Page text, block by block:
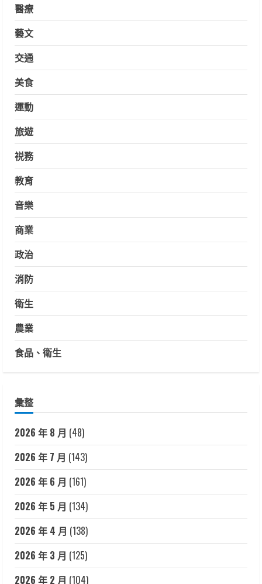
醫療
藝文
交通
美食
運動
旅遊
祱務
教育
音樂
商業
政治
消防
衛生
農業
食品、衛生
彙整
2026 年 8 月 (48)
2026 年 7 月 (143)
2026 年 6 月 (161)
2026 年 5 月 (134)
2026 年 4 月 (138)
2026 年 3 月 (125)
2026 年 2 月 (104)